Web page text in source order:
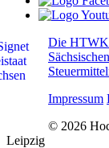
Die HTWK
Impressum
© 2026
Leipzig